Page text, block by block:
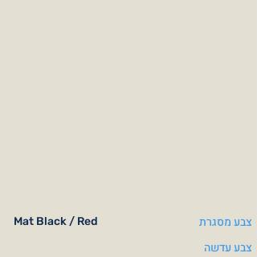
Mat Black / Red
צבע מסגרת
צבע עדשה